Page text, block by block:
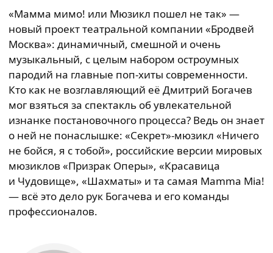
«Мамма мимо! или Мюзикл пошел не так» —
новый проект театральной компании «Бродвей
Москва»: динамичный, смешной и очень
музыкальный, с целым набором остроумных
пародий на главные поп-хиты современности.
Кто как не возглавляющий её Дмитрий Богачев
мог взяться за спектакль об увлекательной
изнанке постановочного процесса? Ведь он знает
о ней не понаслышке: «Секрет»-мюзикл «Ничего
не бойся, я с тобой», российские версии мировых
мюзиклов «Призрак Оперы», «Красавица
и Чудовище», «Шахматы» и та самая Mamma Mia!
— всё это дело рук Богачева и его команды
профессионалов.